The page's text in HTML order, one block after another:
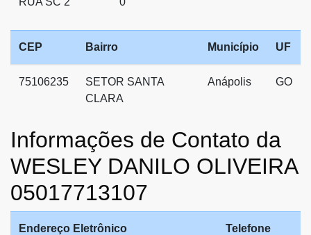
CEP Bairro Município UF
75106235
SETOR SANTA
CLARA
Anápolis GO
Informações de Contato da
WESLEY DANILO OLIVEIRA
05017713107
Endereço Eletrônico Telefone